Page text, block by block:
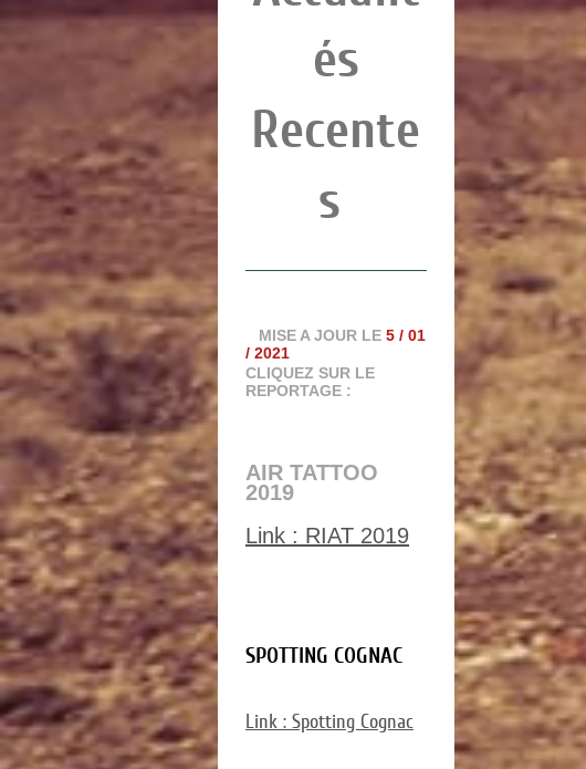
és
Recente
s
MISE A JOUR LE 5 / 01
/ 2021
CLIQUEZ SUR LE
REPORTAGE :
AIR TATTOO
2019
Link : RIAT 2019
SPOTTING COGNAC
Link : Spotting Cognac